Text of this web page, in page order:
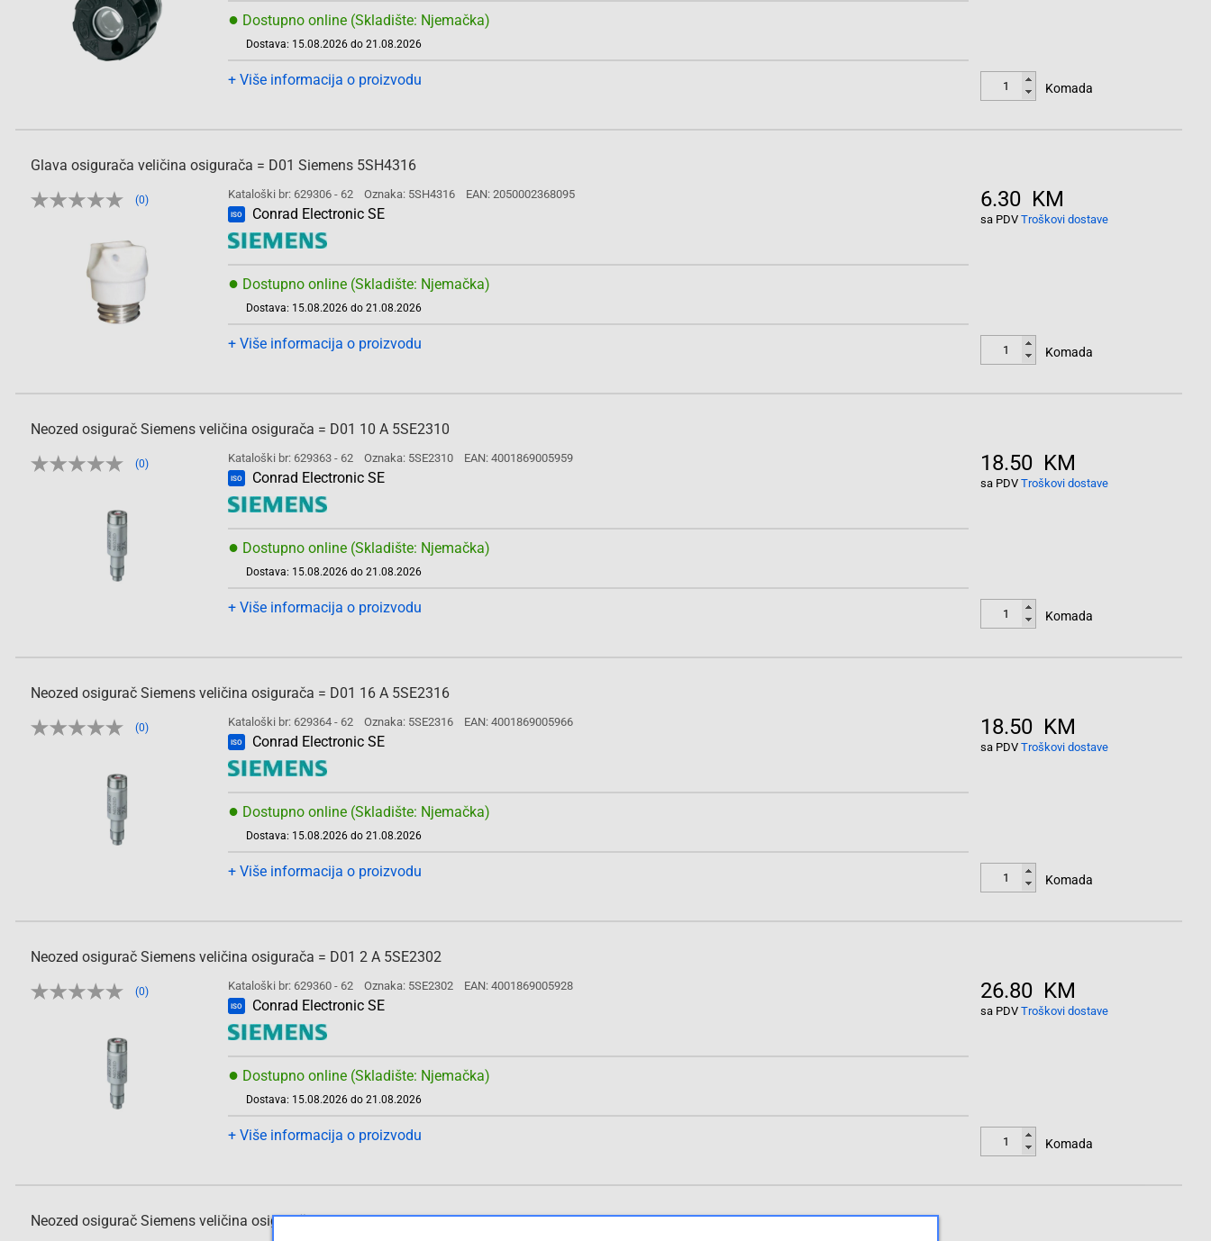
● Dostupno online (Skladište: Njemačka)
Dostava: 15.08.2026 do 21.08.2026
+ Više informacija o proizvodu
Komada
Glava osigurača veličina osigurača = D01 Siemens 5SH4316
(0) Kataloški br: 629306 - 62 Oznaka: 5SH4316 EAN: 2050002368095
ISO Conrad Electronic SE
● Dostupno online (Skladište: Njemačka)
Dostava: 15.08.2026 do 21.08.2026
+ Više informacija o proizvodu
6.30 KM
sa PDV Troškovi dostave
Komada
Neozed osigurač Siemens veličina osigurača = D01 10 A 5SE2310
(0) Kataloški br: 629363 - 62 Oznaka: 5SE2310 EAN: 4001869005959
ISO Conrad Electronic SE
● Dostupno online (Skladište: Njemačka)
Dostava: 15.08.2026 do 21.08.2026
+ Više informacija o proizvodu
18.50 KM
sa PDV Troškovi dostave
Komada
Neozed osigurač Siemens veličina osigurača = D01 16 A 5SE2316
(0) Kataloški br: 629364 - 62 Oznaka: 5SE2316 EAN: 4001869005966
ISO Conrad Electronic SE
● Dostupno online (Skladište: Njemačka)
Dostava: 15.08.2026 do 21.08.2026
+ Više informacija o proizvodu
18.50 KM
sa PDV Troškovi dostave
Komada
Neozed osigurač Siemens veličina osigurača = D01 2 A 5SE2302
(0) Kataloški br: 629360 - 62 Oznaka: 5SE2302 EAN: 4001869005928
ISO Conrad Electronic SE
● Dostupno online (Skladište: Njemačka)
Dostava: 15.08.2026 do 21.08.2026
+ Više informacija o proizvodu
26.80 KM
sa PDV Troškovi dostave
Komada
Neozed osigurač Siemens veličina osigurača = D01 6 A 5SE2306